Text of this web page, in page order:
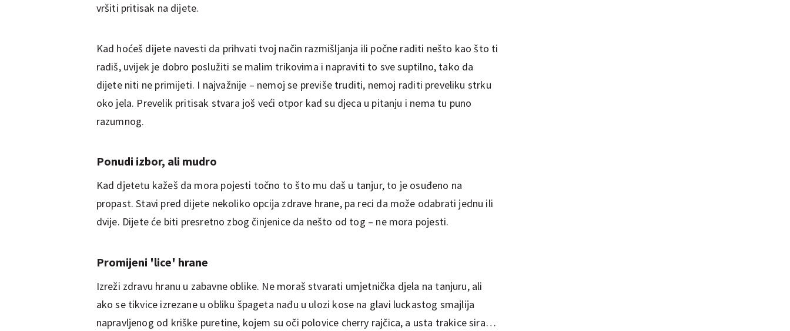
vršiti pritisak na dijete.
Kad hoćeš dijete navesti da prihvati tvoj način razmišljanja ili počne raditi nešto kao što ti
radiš, uvijek je dobro poslužiti se malim trikovima i napraviti to sve suptilno, tako da
dijete niti ne primijeti. I najvažnije – nemoj se previše truditi, nemoj raditi preveliku strku
oko jela. Prevelik pritisak stvara još veći otpor kad su djeca u pitanju i nema tu puno
razumnog.
Ponudi izbor, ali mudro
Kad djetetu kažeš da mora pojesti točno to što mu daš u tanjur, to je osuđeno na
propast. Stavi pred dijete nekoliko opcija zdrave hrane, pa reci da može odabrati jednu ili
dvije. Dijete će biti presretno zbog činjenice da nešto od tog – ne mora pojesti.
Promijeni 'lice' hrane
Izreži zdravu hranu u zabavne oblike. Ne moraš stvarati umjetnička djela na tanjuru, ali
ako se tikvice izrezane u obliku špageta nađu u ulozi kose na glavi luckastog smajlija
napravljenog od kriške puretine, kojem su oči polovice cherry rajčica, a usta trakice sira…